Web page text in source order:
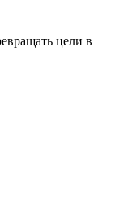
цели в